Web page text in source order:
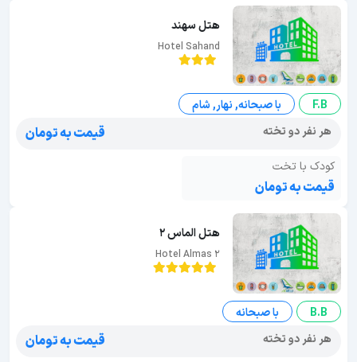
هتل سهند
Hotel Sahand
F.B
با صبحانه, نهار, شام
هر نفر دو تخته
قیمت به تومان
کودک با تخت
قیمت به تومان
هتل الماس 2
Hotel Almas 2
B.B
با صبحانه
هر نفر دو تخته
قیمت به تومان